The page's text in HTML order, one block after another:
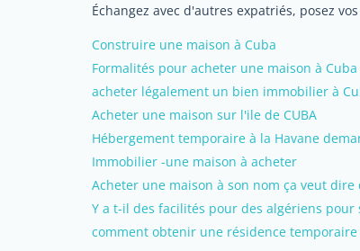
Échangez avec d'autres expatriés, posez
Construire une maison à Cuba
Formalités pour acheter une maison à Cuba
acheter légalement un bien immobilier à
Acheter une maison sur l'ile de CUBA
Hébergement temporaire à la Havane
Immobilier -une maison à acheter
Acheter une maison à son nom ça veut dire
Y a t-il des facilités pour des algériens pour
comment obtenir une résidence